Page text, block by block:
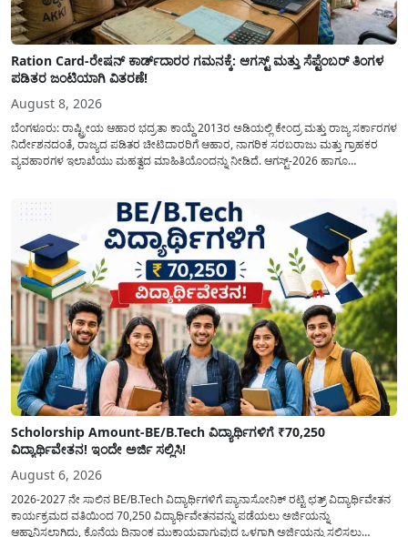
Ration Card-ರೇಷನ್ ಕಾರ್ಡ್‍ದಾರರ ಗಮನಕ್ಕೆ: ಆಗಸ್ಟ್ ಮತ್ತು ಸೆಪ್ಟೆಂಬರ್ ತಿಂಗಳ
ಪಡಿತರ ಜಂಟಿಯಾಗಿ ವಿತರಣೆ!
August 8, 2026
ಬೆಂಗಳೂರು: ರಾಷ್ಟ್ರೀಯ ಆಹಾರ ಭದ್ರತಾ ಕಾಯ್ದೆ 2013ರ ಅಡಿಯಲ್ಲಿ ಕೇಂದ್ರ ಮತ್ತು ರಾಜ್ಯ ಸರ್ಕಾರಗಳ
ನಿರ್ದೇಶನದಂತೆ, ರಾಜ್ಯದ ಪಡಿತರ ಚೀಟಿದಾರರಿಗೆ ಆಹಾರ, ನಾಗರಿಕ ಸರಬರಾಜು ಮತ್ತು ಗ್ರಾಹಕರ
ವ್ಯವಹಾರಗಳ ಇಲಾಖೆಯು ಮಹತ್ವದ ಮಾಹಿತಿಯೊಂದನ್ನು ನೀಡಿದೆ. ಆಗಸ್ಟ್-2026 ಹಾಗೂ
Scholorship Amount-BE/B.Tech ವಿದ್ಯಾರ್ಥಿಗಳಿಗೆ ₹70,250
ವಿದ್ಯಾರ್ಥಿವೇತನ! ಇಂದೇ ಅರ್ಜಿ ಸಲ್ಲಿಸಿ!
August 6, 2026
2026-2027 ನೇ ಸಾಲಿನ BE/B.Tech ವಿದ್ಯಾರ್ಥಿಗಳಿಗೆ ಪ್ಯಾನಾಸೋನಿಕ್ ರಟ್ಟಿ ಛತ್ರ್ ವಿದ್ಯಾರ್ಥಿವೇತನ
ಕಾರ್ಯಕ್ರಮದ ವತಿಯಿಂದ 70,250 ವಿದ್ಯಾರ್ಥಿವೇತನವನ್ನು ಪಡೆಯಲು ಅರ್ಜಿಯನ್ನು
ಆಹ್ವಾನಿಸಲಾಗಿದ್ದು, ಕೊನೆಯ ದಿನಾಂಕ ಮುಕ್ತಾಯವಾಗುವುದ ಒಳಗಾಗಿ ಅರ್ಜಿಯನ್ನು ಸಲ್ಲಿಸಲು